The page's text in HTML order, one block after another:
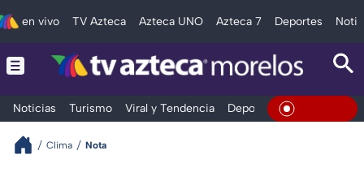
en vivo TV Azteca Azteca UNO Azteca 7 Deportes
Noticias Turismo Viral y Tendencia Deportes Espectáculos
En Vivo
Clima Nota